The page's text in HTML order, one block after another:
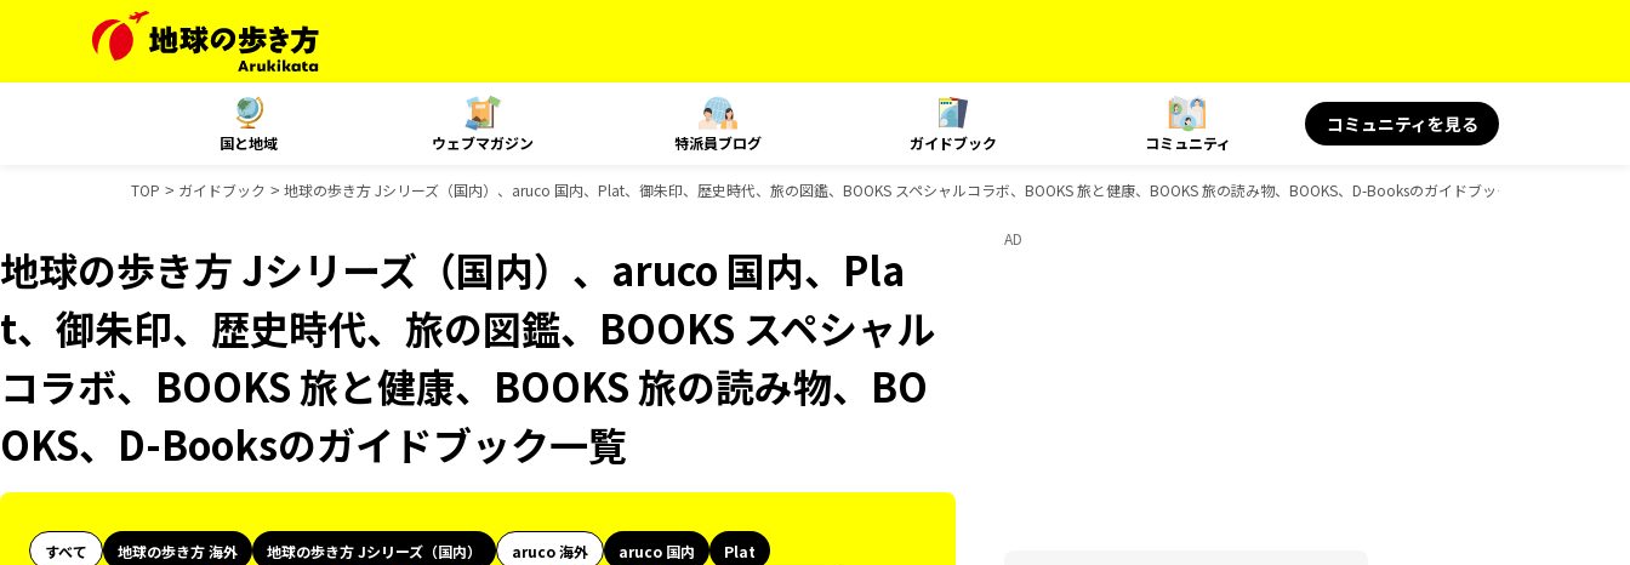
国と地域 ウェブマガジン 特派員ブログ ガイドブック コミュニティ
コミュニティを見る
TOP ガイドブック 地球の歩き方 Jシリーズ（国内）、aruco 国内、Plat、御朱印、歴史時代、旅の図鑑、BOOKS スペシャルコラボ、BOOKS 旅と健康、BOOKS 旅の読み物、BOOKS、D-Booksのガイドブック一覧
地球の歩き方 Jシリーズ（国内）、aruco 国内、Pla
t、御朱印、歴史時代、旅の図鑑、BOOKS スペシャル
コラボ、BOOKS 旅と健康、BOOKS 旅の読み物、BO
OKS、D-Booksのガイドブック一覧
すべて 地球の歩き方 海外 地球の歩き方 Jシリーズ（国内） aruco 海外 aruco 国内
Plat
AD